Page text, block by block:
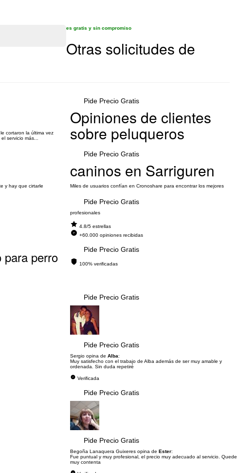
es gratis y sin compromiso
Otras solicitudes de
cortaron la última vez
servicio más...
Pide Precio Gratis
y hay que cirtarle
Pide Precio Gratis
Pide Precio Gratis
para perro Pide Precio Gratis
Pide Precio Gratis
Pide Precio Gratis
Pide Precio Gratis
Pide Precio Gratis
Opiniones de clientes
sobre peluqueros
caninos en Sarriguren
Miles de usuarios confían en Cronoshare para encontrar los mejores
profesionales
4.8/5 estrellas
+60.000 opiniones recibidas
100% verificadas
Sergio opina de Alba:
Muy satisfecho con el trabajo de Alba además de ser muy amable y
ordenada. Sin duda repetiré
Verificada
Begoña Lanaquera Guixeres opina de Ester:
Fue puntual y muy profesional, el precio muy adecuado al servicio. Quede
muy contenta